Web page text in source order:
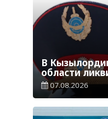
В
области
группа
добытчиков
07.08.2026